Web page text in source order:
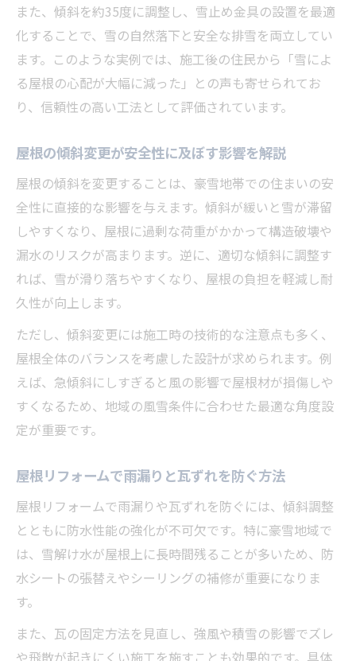
屋根の傾斜変更で積雪リスクを最小化する方法
屋根リフォームによる傾斜変更のメリット
積雪リスクを下げる屋根リフォーム実例
傾斜調整が雪の重みを分散する仕組み
う
大雪に備えた屋根リフォーム計画の立て方
また、傾斜を約35度に調整し、雪止め金具の設置を最適
化することで、雪の自然落下と安全な排雪を両立してい
ます。このような実例では、施工後の住民から「雪によ
る屋根の心配が大幅に減った」との声も寄せられてお
り、信頼性の高い工法として評価されています。
屋根の傾斜変更が安全性に及ぼす影響を解説
屋根の傾斜を変更することは、豪雪地帯での住まいの安
全性に直接的な影響を与えます。傾斜が緩いと雪が滞留
しやすくなり、屋根に過剰な荷重がかかって構造破壊や
漏水のリスクが高まります。逆に、適切な傾斜に調整す
れば、雪が滑り落ちやすくなり、屋根の負担を軽減し耐
久性が向上します。
ただし、傾斜変更には施工時の技術的な注意点も多く、
屋根全体のバランスを考慮した設計が求められます。例
えば、急傾斜にしすぎると風の影響で屋根材が損傷しや
すくなるため、地域の風雪条件に合わせた最適な角度設
定が重要です。
屋根リフォームで雨漏りと瓦ずれを防ぐ方法
屋根リフォームで雨漏りや瓦ずれを防ぐには、傾斜調整
とともに防水性能の強化が不可欠です。特に豪雪地域で
は、雪解け水が屋根上に長時間残ることが多いため、防
水シートの張替えやシーリングの補修が重要になりま
す。
また、瓦の固定方法を見直し、強風や積雪の影響でズレ